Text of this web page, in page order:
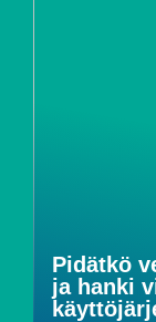
Pidätkö
ja hanki